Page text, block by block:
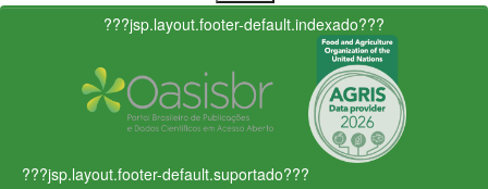
???jsp.layout.footer-default.indexado???
???jsp.layout.footer-default.suportado???